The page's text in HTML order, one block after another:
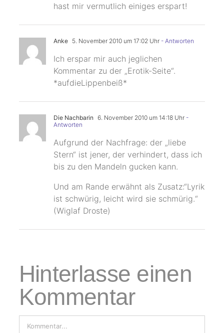
hast mir vermutlich einiges erspart!
Anke 5. November 2010 um 17:02 Uhr- Antworten
Ich erspar mir auch jeglichen
Kommentar zu der „Erotik-Seite“.
*aufdieLippenbeiß*
Die Nachbarin 6. November 2010 um 14:18 Uhr-
Antworten
Aufgrund der Nachfrage: der „liebe
Stern“ ist jener, der verhindert, dass ich
bis zu den Mandeln gucken kann.
Und am Rande erwähnt als Zusatz:“Lyrik
ist schwürig, leicht wird sie schmürig.“
(Wiglaf Droste)
Hinterlasse einen
Kommentar
Kommentar